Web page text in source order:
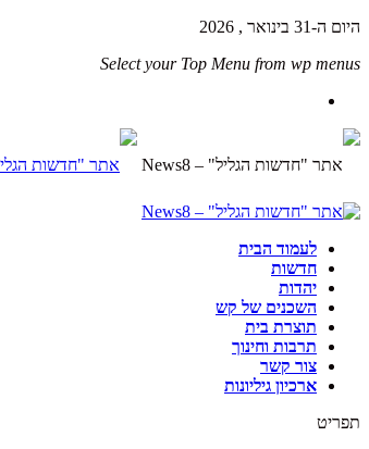
היום ה-31 בינואר , 2026
Select your Top Menu from wp menus
לעמוד הבית
חדשות
יהדות
השכנים של קש
תוצרת בית
תרבות וחינוך
צור קשר
ארכיון גיליונות
תפריט